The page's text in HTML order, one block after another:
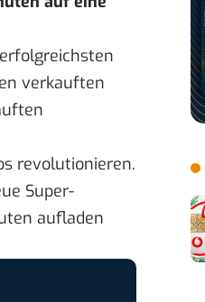
verkauften
revolutionieren.
Super-
aufladen